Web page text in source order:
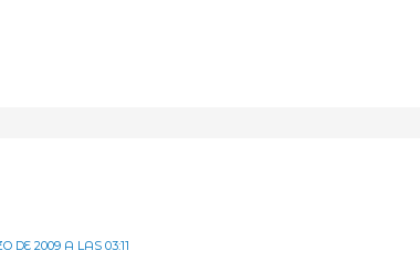
DE 2009 A LAS 03:11